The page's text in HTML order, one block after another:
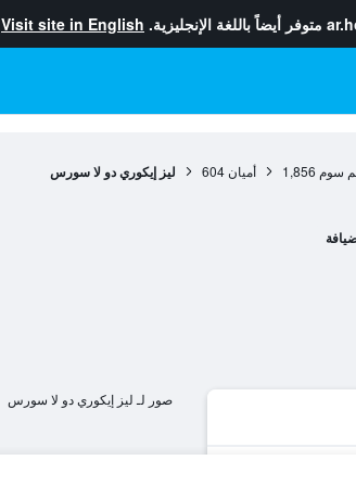
متوفر أيضاً باللغة الإنجليزية. Visit site in English
سوم 1,856 أميان 604 ليز إيكوري دو لا سورس
صور لـ ليز إيكوري دو لا سورس